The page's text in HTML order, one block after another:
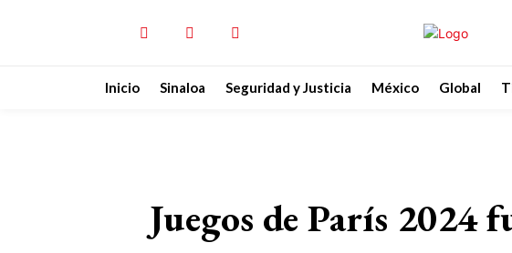
Inicio Sinaloa Seguridad y Justicia México Global
Juegos de París 2024